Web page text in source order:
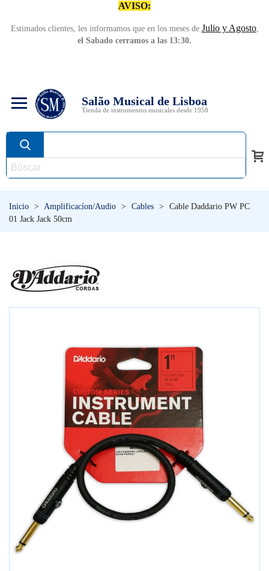
AVISO:
Estimados clientes, les informamos que en los meses de Julio y Agosto,
el Sabado cerramos a las 13:30.
Salão Musical de Lisboa
Tienda de instrumentos musicales desde 1958
Inicio > Amplificacíon/Audio > Cables >
Cable Daddario PW PC
01 Jack Jack 50cm